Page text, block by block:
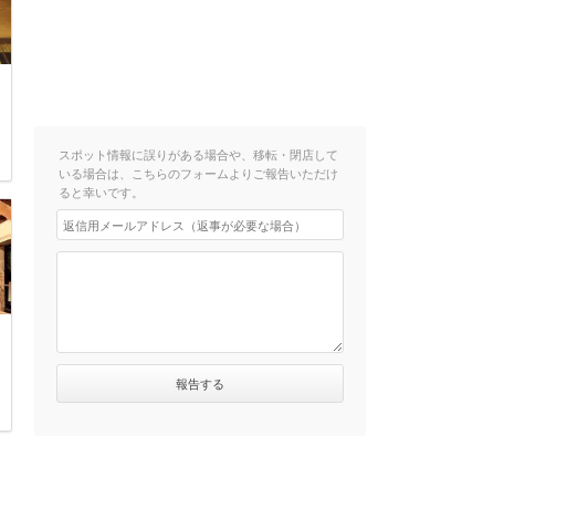
スポット情報に誤りがある場合や、移転・閉店して
いる場合は、こちらのフォームよりご報告いただけ
ると幸いです。